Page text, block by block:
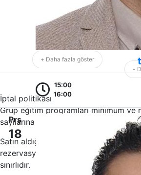
15:00
16:00
Prş
18
+ Daha fazla göster
-
İptal politikası
Grup eğitim programları minimum ve
sayılarına göre düzenlenir ve
Satın aldığınız programlarda size
rezervasyonu yapılır ve katılımcı
sınırlıdır.